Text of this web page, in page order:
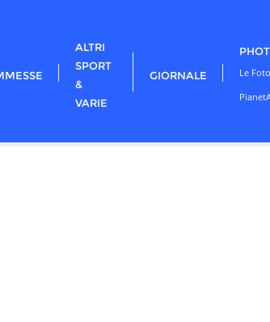
ALTRI
SPORT
&
VARIE
GIORNALE
Le